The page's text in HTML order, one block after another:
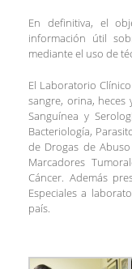
En definitiva, el
información útil
mediante el uso de
El Laboratorio
sangre, orina, heces
Sanguínea y
Bacteriología,
de Drogas de
Marcadores
Cáncer. Además
Especiales a
país.